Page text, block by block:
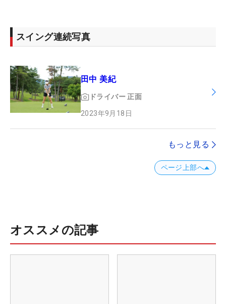
スイング連続写真
田中 美紀
ドライバー 正面
2023年9月18日
もっと見る
ページ上部へ
オススメの記事